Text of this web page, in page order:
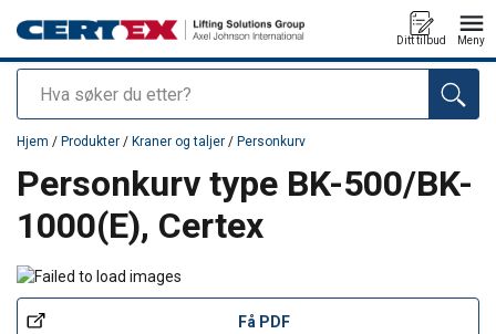
Søk
Ditt tilbud Meny
Produkt lagt i din handlekurv
Hjem / Produkter / Kraner og taljer / Personkurv
Personkurv type BK-500/BK-
1000(E), Certex
Få PDF